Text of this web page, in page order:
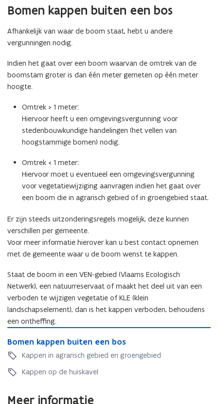
p
e
n
n
e
e
a
p
e
i
n
e
Bomen kappen buiten een bos
Afhankelijk van waar de boom staat, hebt u andere
vergunningen nodig.
Indien het gaat over een boom waarvan de omtrek van de
boomstam groter is dan één meter gemeten op één meter
hoogte.
Omtrek > 1 meter:
Hiervoor heeft u een omgevingsvergunning voor
stedenbouwkundige handelingen (het vellen van
hoogstammige bomen) nodig.
Omtrek < 1 meter:
Hiervoor moet u eventueel een omgevingsvergunning
voor vegetatiewijziging aanvragen indien het gaat over
een boom die in agrarisch gebied of in groengebied staat.
Er zijn steeds uitzonderingsregels mogelijk, deze kunnen
verschillen per gemeente.
Voor meer informatie hierover kan u best contact opnemen
met de gemeente waar u de boom wenst te kappen.
Staat de boom in een VEN-gebied (Vlaams Ecologisch
Netwerk), een natuurreservaat of maakt het deel uit van een
verboden te wijzigen vegetatie of KLE (klein
landschapselement), dan is het kappen verboden, behoudens
een ontheffing.
o
m
n
Bomen kappen buiten een bos
B
o
m
e
Kappen in agrarisch gebied en groengebied
Kappen op de huiskavel
Meer informatie